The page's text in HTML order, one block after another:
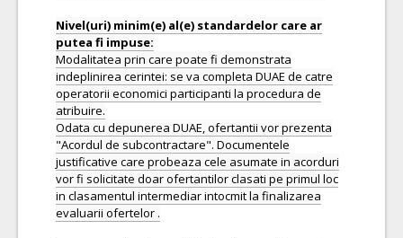
Nivel(uri) minim(e) al(e) standardelor care ar
Modalitatea prin care poate fi demonstrata
indeplinirea cerintei: se va completa DUAE de catre
operatorii economici participanti la procedura de
atribuire.
Odata cu depunerea DUAE, ofertantii vor prezenta
"Acordul de subcontractare". Documentele
justificative care probeaza cele asumate in acorduri
vor fi solicitate doar ofertantilor clasati pe primul loc
in clasamentul intermediar intocmit la finalizarea
evaluarii ofertelor .